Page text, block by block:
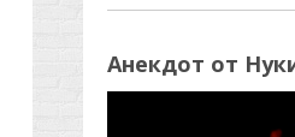
Анекдот от